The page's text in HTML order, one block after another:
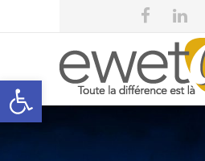
Open toolbar